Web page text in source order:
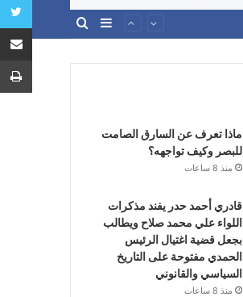
إضافة
ماذا تعرف عن السارق الصامت
للبصر وكيف تواجهه؟
منذ 8 ساعات
قادري أحمد حدر يفند مذكرات
اللواء علي محمد صلاح ويطالب
بجعل قضية اغتيال الرئيس
الحمدي مفتوحة على التاريخ
السياسي والقانوني
منذ 8 ساعات